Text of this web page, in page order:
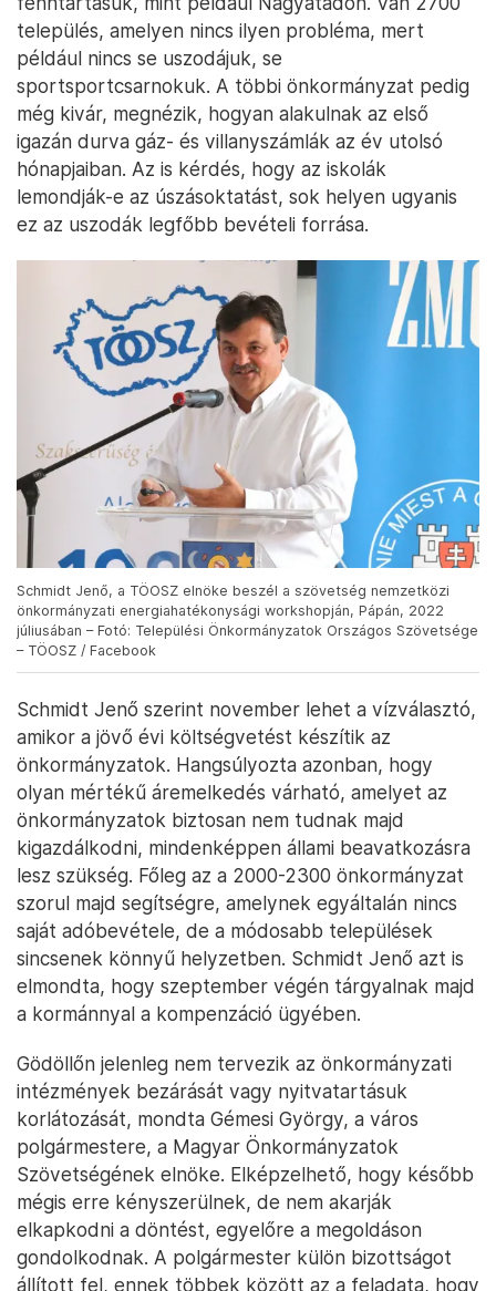
település, amelyen nincs ilyen probléma, mert
például nincs se uszodájuk, se
sportsportcsarnokuk. A többi önkormányzat pedig
még kivár, megnézik, hogyan alakulnak az első
igazán durva gáz- és villanyszámlák az év utolsó
hónapjaiban. Az is kérdés, hogy az iskolák
lemondják-e az úszásoktatást, sok helyen ugyanis
ez az uszodák legfőbb bevételi forrása.
Schmidt Jenő, a TÖOSZ elnöke beszél a szövetség nemzetközi
önkormányzati energiahatékonysági workshopján, Pápán, 2022
júliusában – Fotó: Települési Önkormányzatok Országos Szövetsége
– TÖOSZ / Facebook
Schmidt Jenő szerint november lehet a vízválasztó,
amikor a jövő évi költségvetést készítik az
önkormányzatok. Hangsúlyozta azonban, hogy
olyan mértékű áremelkedés várható, amelyet az
önkormányzatok biztosan nem tudnak majd
kigazdálkodni, mindenképpen állami beavatkozásra
lesz szükség. Főleg az a 2000-2300 önkormányzat
szorul majd segítségre, amelynek egyáltalán nincs
saját adóbevétele, de a módosabb települések
sincsenek könnyű helyzetben. Schmidt Jenő azt is
elmondta, hogy szeptember végén tárgyalnak majd
a kormánnyal a kompenzáció ügyében.
Gödöllőn jelenleg nem tervezik az önkormányzati
intézmények bezárását vagy nyitvatartásuk
korlátozását, mondta Gémesi György, a város
polgármestere, a Magyar Önkormányzatok
Szövetségének elnöke. Elképzelhető, hogy később
mégis erre kényszerülnek, de nem akarják
elkapkodni a döntést, egyelőre a megoldáson
gondolkodnak. A polgármester külön bizottságot
állított fel, ennek többek között az a feladata, hogy